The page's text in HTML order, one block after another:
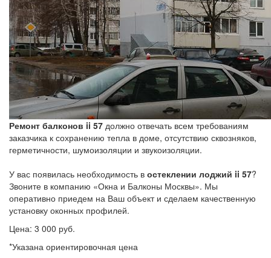
Ремонт балконов ii 57 должно отвечать всем требованиям
заказчика к сохранению тепла в доме, отсутствию сквозняков,
герметичности, шумоизоляции и звукоизоляции.
У вас появилась необходимость в остеклении лоджий ii 57?
Звоните в компанию «Окна и Балконы Москвы». Мы
оперативно приедем на Ваш объект и сделаем качественную
установку оконных профилей.
Цена: 3 000 руб.
*Указана ориентировочная цена